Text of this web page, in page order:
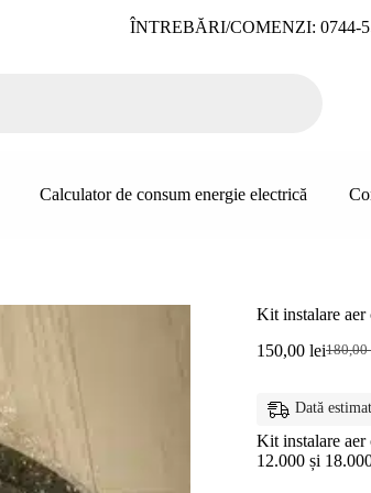
ÎNTREBĂRI/COMENZI: 0744-
Calculator de consum energie electrică
Kit instalare
180,00
Prețul
a
fost:
150,00 leiPrețul
este:
Dată
Kit instalare
12.000 și